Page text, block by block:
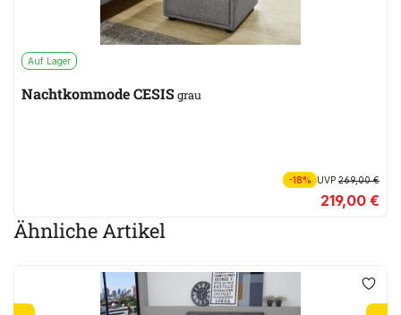
Auf Lager
Nachtkommode CESISgrau
-18% UVP269,00 €
219,00 €
Ähnliche Artikel